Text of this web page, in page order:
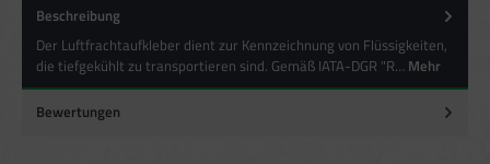
Beschreibung
Der Luftfrachtaufkleber dient zur Kennzeichnung von Flüssigkeiten,
die tiefgekühlt zu transportieren sind. Gemäß IATA-DGR "R… Mehr
Bewertungen
Besondere Features:
Verwendung genauer Standortdaten
Endgeräteeigenschaften zur Identifikation aktiv abfragen